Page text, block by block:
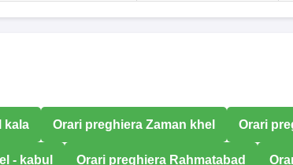
kala Orari preghiera Zaman khel Orari
- kabul Orari preghiera Rahmatabad